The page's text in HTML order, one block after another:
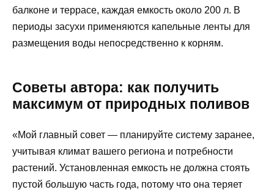
балконе и террасе, каждая емкость около 200 л. В
периоды засухи применяются капельные ленты для
размещения воды непосредственно к корням.
Советы автора: как получить
максимум от природных поливов
«Мой главный совет — планируйте систему заранее,
учитывая климат вашего региона и потребности
растений. Установленная емкость не должна стоять
пустой большую часть года, потому что она теряет